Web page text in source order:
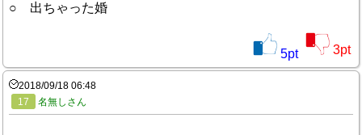
○ 出ちゃった婚
5pt 3pt
2018/09/18 06:48
17
名無しさん